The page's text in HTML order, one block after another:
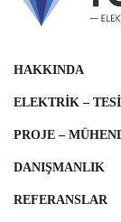
HAKKINDA
ELEKTRIK –
PROJE –
DANIŞMANLIK
REFERANSLAR